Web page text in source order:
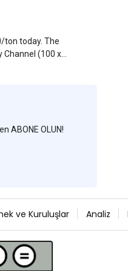
ton today. The
Channel (100 x
ABONE OLUN!
ve Kuruluşlar Analiz